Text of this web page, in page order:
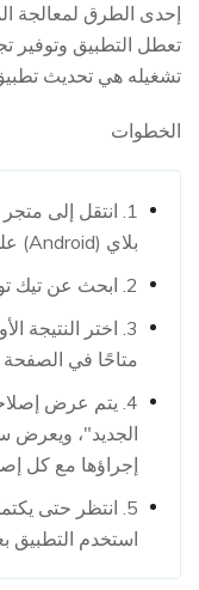
إحدى الطرق لمعالجة
تعطل التطبيق وتوفير
تشغيله هي تحديث
الخطوات
بلاي (Android) على هاتفك الذكي.
2. ابحث عن تيك توك.
3. اختر النتيجة
متاحًا في الصفحة
4. يتم عرض
الجديد"، ويعرض
إجراؤها مع كل
5. انتظر حتى
استخدم التطبيق